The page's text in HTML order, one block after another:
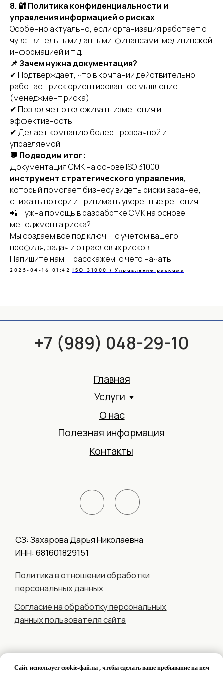
8. 🔐 Политика конфиденциальности и
управления информацией о рисках
Особенно актуально, если организация работает с
чувствительными данными, финансами, медицинской
информацией и т.д.
📌 Зачем нужна документация?
✔ Подтверждает, что в компании действительно
работает риск ориентированное мышление
(менеджмент риска)
✔ Позволяет отслеживать изменения и
эффективность
✔ Делает компанию более прозрачной и
управляемой
💬 Подводим итог:
Документация СМК на основе ISO 31000 —
инструмент стратегического управления,
который помогает бизнесу видеть риски заранее,
снижать потери и принимать уверенные решения.
📲 Нужна помощь в разработке СМК на основе
менеджмента риска?
Мы создаём всё под ключ — с учётом вашего
профиля, задач и отраслевых рисков.
Напишите нам — расскажем, с чего начать.
2025-04-16 01:42 ISO 31000 / Управление рисками
Главная
О нас
Полезная информация
Контакты
Услуги
CЗ: Захарова Дарья Николаевна
ИНН: 681601829151
Политика в отношении обработки
персональных данных
Согласие на обработку персональных
данных пользователя сайта
Сайт использует cookie-файлы , чтобы сделать ваше пребывание на нем